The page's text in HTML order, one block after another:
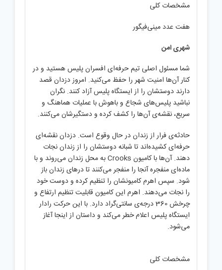
مشخصات کلی
هفت عدد مینی‌فیگور
شهری امن
شما مسئول اصلی تیم حرفه‌ای افسران پلیس هستید و در
کنار آن‌ها امنیت شهر را حفظ می‌کنید. امروز دزدان قصد
دارند دوستشان را از ایستگاه پلیس آزاد کنند. نگران‌
نباشید پلیس‌های شجاع و باهوش با عملیات هماهنگ و
سریع، نقشه‌ی آن‌ها را کشف کرده و دستگیرشان می‌کنند.
حادثه‌ی فرار از زندان در حال وقوع است. دزدان نقشه‌ای
حرفه‌ای کشیده‌اند تا شبانه دوستشان را از زندان نجات
دهند. آن‌ها با کامیون Crooks به محل زندان می‌روند و با
ماده‌ای منفجره آنجا را منفجر می‌کنند تا درهای زندان باز
شود. سپس اهرم کامیونشان را تنظیم کرده و دوست خود
را نجات می‌دهند. اهرم این کامیون قابلیت تنظیم ارتفاع و
چرخش 360 درجه‌ی سانتی‌گراد دارد. با این حرکت رادار
ایستگاه پلیس اعلام خطر می‌کند و داستان از اینجا آغاز
می‌شود.
مشخصات کلی